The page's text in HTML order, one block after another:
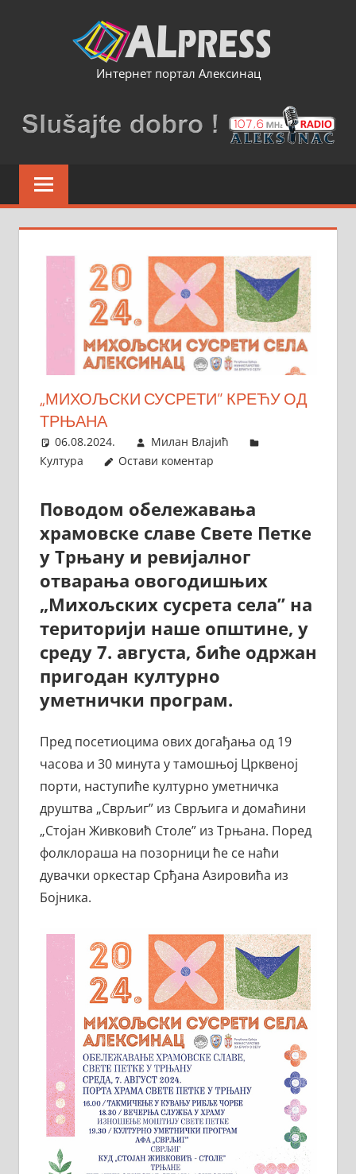
Интернет портал Алексинац
„МИХОЉСКИ СУСРЕТИ” КРЕЋУ ОД
ТРЊАНА
06.08.2024.
Милан Влајић
Култура
Остави коментар
Поводом обележавања
храмовске славе Свете Петке
у Трњану и ревијалног
отварања овогодишњих
„Михољских сусрета села” на
територији наше општине, у
среду 7. августа, биће одржан
пригодан културно
уметнички програм.
Пред посетиоцима ових догађања од 19
часова и 30 минута у тамошњој Црквеној
порти, наступиће културно уметничка
друштва „Сврљиг” из Сврљига и домаћини
„Стојан Живковић Столе” из Трњана. Поред
фолклораша на позорници ће се наћи
дувачки оркестар Срђана Азировића из
Бојника.